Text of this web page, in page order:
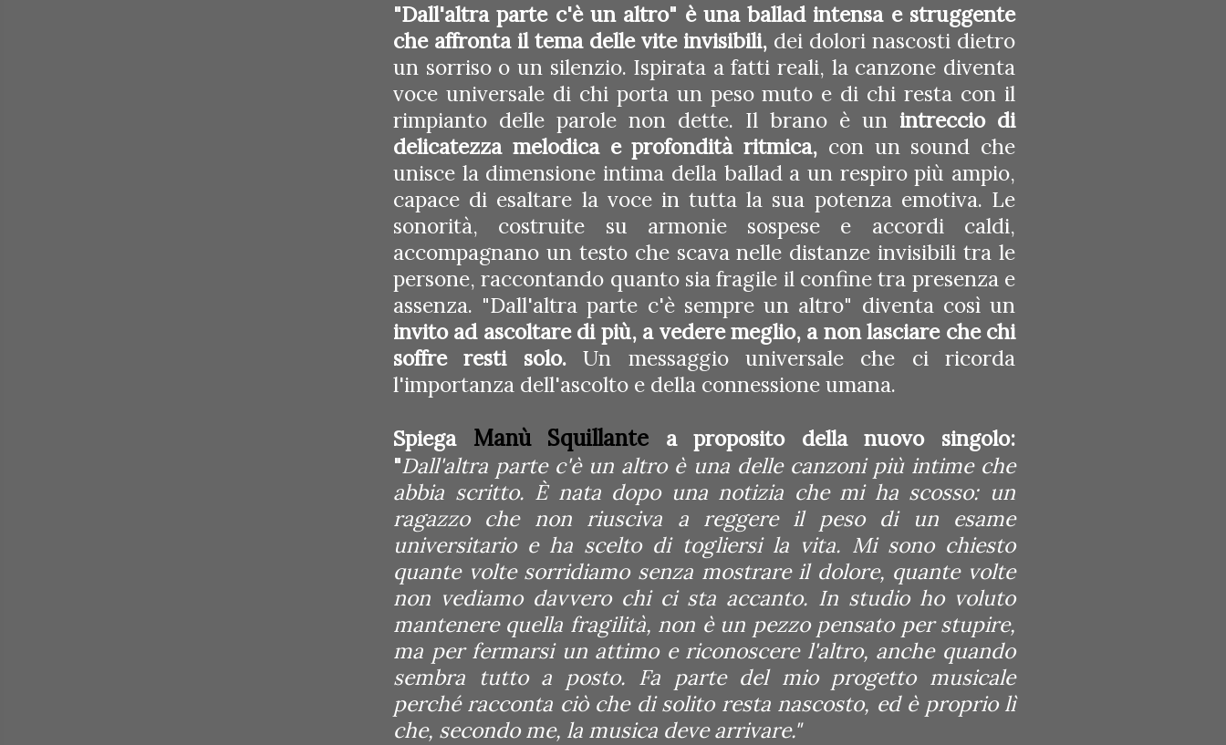
"Dall'altra parte c'è un altro" è una ballad intensa e struggente
che affronta il tema delle vite invisibili, dei dolori nascosti dietro
un sorriso o un silenzio. Ispirata a fatti reali, la canzone diventa
voce universale di chi porta un peso muto e di chi resta con il
rimpianto delle parole non dette. Il brano è un intreccio di
delicatezza melodica e profondità ritmica, con un sound che
unisce la dimensione intima della ballad a un respiro più ampio,
capace di esaltare la voce in tutta la sua potenza emotiva. Le
sonorità, costruite su armonie sospese e accordi caldi,
accompagnano un testo che scava nelle distanze invisibili tra le
persone, raccontando quanto sia fragile il confine tra presenza e
assenza. "Dall'altra parte c'è sempre un altro" diventa così un
invito ad ascoltare di più, a vedere meglio, a non lasciare che chi
soffre resti solo.Un messaggio universale che ci ricorda
l'importanza dell'ascolto e della connessione umana.
Spiega Manù Squillante a proposito della nuovo singolo:
"Dall'altra parte c'è un altro è una delle canzoni più intime che
abbia scritto. È nata dopo una notizia che mi ha scosso: un
ragazzo che non riusciva a reggere il peso di un esame
universitario e ha scelto di togliersi la vita. Mi sono chiesto
quante volte sorridiamo senza mostrare il dolore, quante volte
non vediamo davvero chi ci sta accanto. In studio ho voluto
mantenere quella fragilità, non è un pezzo pensato per stupire,
ma per fermarsi un attimo e riconoscere l'altro, anche quando
sembra tutto a posto. Fa parte del mio progetto musicale
perché racconta ciò che di solito resta nascosto, ed è proprio lì
che, secondo me, la musica deve arrivare."